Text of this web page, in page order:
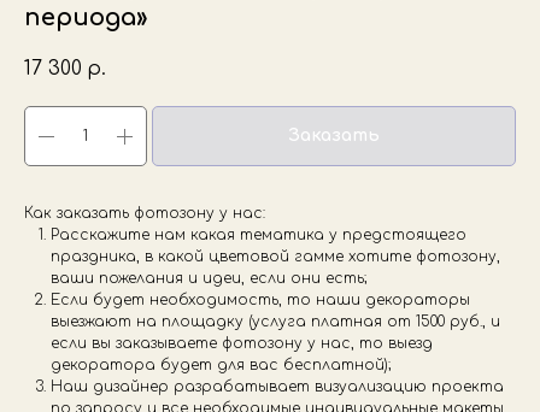
периода»
17 300 р.
Заказать
Как заказать фотозону у нас:
Расскажите нам какая тематика у предстоящего
праздника, в какой цветовой гамме хотите фотозону,
ваши пожелания и идеи, если они есть;
Если будет необходимость, то наши декораторы
выезжают на площадку (услуга платная от 1500 руб., и
если вы заказываете фотозону у нас, то выезд
декоратора будет для вас бесплатной);
Наш дизайнер разрабатывает визуализацию проекта
по запросу и все необходимые индивидуальные макеты